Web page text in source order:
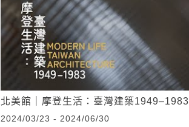
北美館｜摩登生活：臺灣建築1949–1983
2024/03/23 - 2024/06/30